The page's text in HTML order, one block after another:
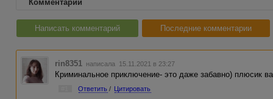
Комментарии
Написать комментарий Последние комментарии
rin8351 написала 15.11.2021 в 23:27
Криминальное приключение- это даже забавно) плюсик
Ответить / Цитировать